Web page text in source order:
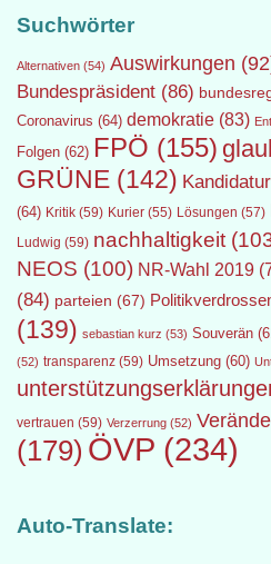
Suchwörter
Alternativen (54) Auswirkungen
Bundespräsident (86)
Coronavirus (64) demokratie (83)
Folgen (62) FPÖ (155)
GRÜNE (142) Kandidatur
(64) Kritik (59) Kurier (55) Lösungen (57)
Ludwig (59) nachhaltigkeit
NEOS (100) NR-Wahl 2019
(84) parteien (67)
(139) sebastian kurz (53) Souverän
(52) transparenz (59) Umsetzung (60)
vertrauen (59) Verzerrung (52)
(179) ÖVP (234)
Auto-Translate: